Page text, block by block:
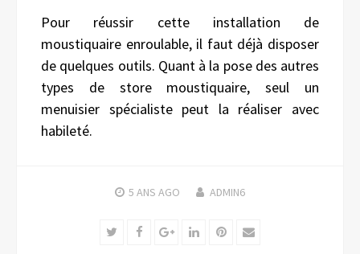
Pour réussir cette installation de
moustiquaire enroulable, il faut déjà disposer
de quelques outils. Quant à la pose des autres
types de store moustiquaire, seul un
menuisier spécialiste peut la réaliser avec
habileté.
5 ANS AGO ADMIN6
TwitterFacebookGoogle+LinkedInPinterest
Email